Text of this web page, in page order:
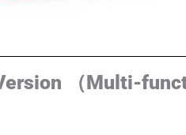
（Multi-